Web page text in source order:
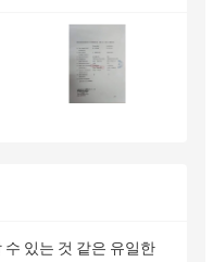
있는 것 같은 유일한